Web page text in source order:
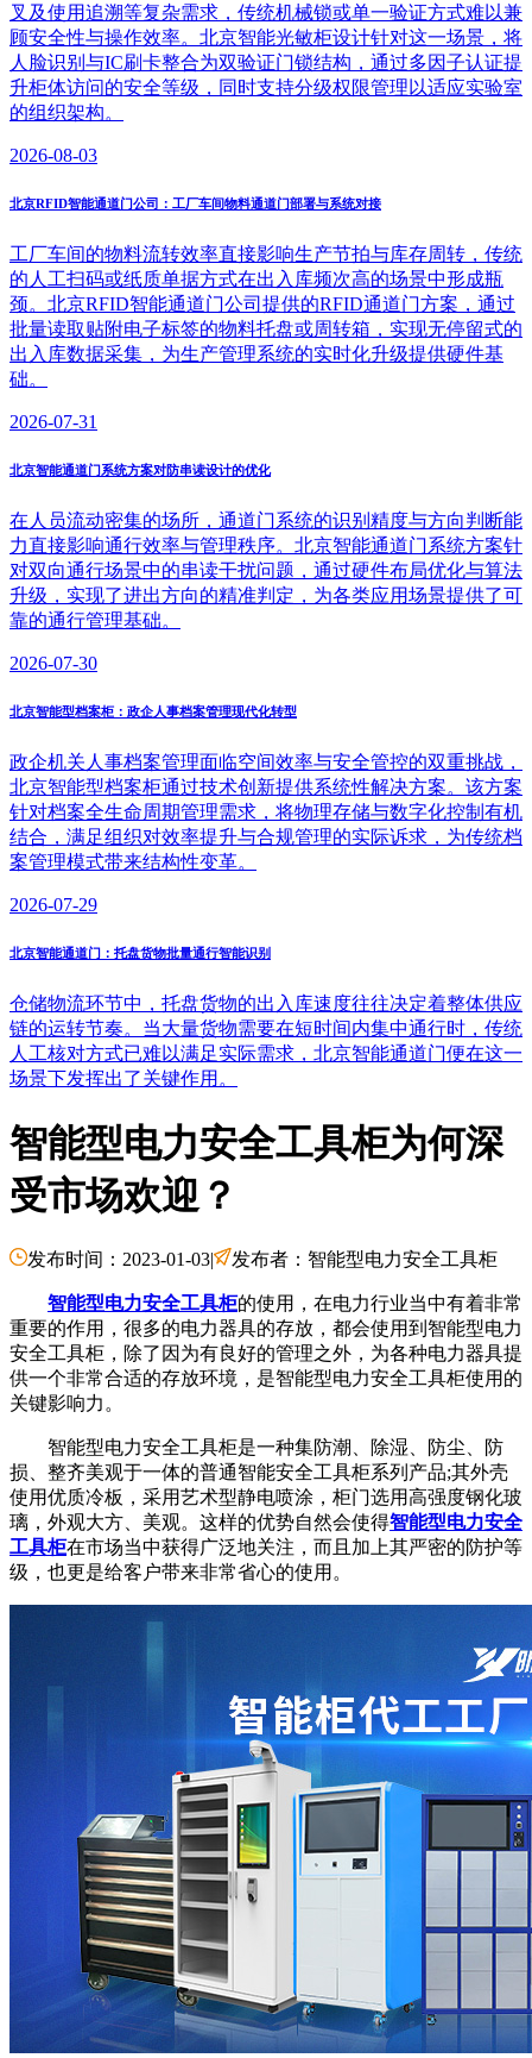
叉及使用追溯等复杂需求，传统机械锁或单一验证方式难以兼
顾安全性与操作效率。北京智能光敏柜设计针对这一场景，将
人脸识别与IC刷卡整合为双验证门锁结构，通过多因子认证提
升柜体访问的安全等级，同时支持分级权限管理以适应实验室
的组织架构。
2026-08-03
北京RFID智能通道门公司：工厂车间物料通道门部署与系统对接
工厂车间的物料流转效率直接影响生产节拍与库存周转，传统
的人工扫码或纸质单据方式在出入库频次高的场景中形成瓶
颈。北京RFID智能通道门公司提供的RFID通道门方案，通过
批量读取贴附电子标签的物料托盘或周转箱，实现无停留式的
出入库数据采集，为生产管理系统的实时化升级提供硬件基
础。
2026-07-31
北京智能通道门系统方案对防串读设计的优化
在人员流动密集的场所，通道门系统的识别精度与方向判断能
力直接影响通行效率与管理秩序。北京智能通道门系统方案针
对双向通行场景中的串读干扰问题，通过硬件布局优化与算法
升级，实现了进出方向的精准判定，为各类应用场景提供了可
靠的通行管理基础。
2026-07-30
北京智能型档案柜：政企人事档案管理现代化转型
政企机关人事档案管理面临空间效率与安全管控的双重挑战，
北京智能型档案柜通过技术创新提供系统性解决方案。该方案
针对档案全生命周期管理需求，将物理存储与数字化控制有机
结合，满足组织对效率提升与合规管理的实际诉求，为传统档
案管理模式带来结构性变革。
2026-07-29
北京智能通道门：托盘货物批量通行智能识别
仓储物流环节中，托盘货物的出入库速度往往决定着整体供应
链的运转节奏。当大量货物需要在短时间内集中通行时，传统
人工核对方式已难以满足实际需求，北京智能通道门便在这一
场景下发挥出了关键作用。
智能型电力安全工具柜为何深
受市场欢迎？
发布时间：2023-01-03| 发布者：智能型电力安全工具柜
智能型电力安全工具柜的使用，在电力行业当中有着非常
重要的作用，很多的电力器具的存放，都会使用到智能型电力
安全工具柜，除了因为有良好的管理之外，为各种电力器具提
供一个非常合适的存放环境，是智能型电力安全工具柜使用的
关键影响力。
智能型电力安全工具柜是一种集防潮、除湿、防尘、防
损、整齐美观于一体的普通智能安全工具柜系列产品;其外壳
使用优质冷板，采用艺术型静电喷涂，柜门选用高强度钢化玻
璃，外观大方、美观。这样的优势自然会使得智能型电力安全
工具柜在市场当中获得广泛地关注，而且加上其严密的防护等
级，也更是给客户带来非常省心的使用。